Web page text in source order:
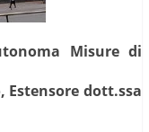
Misure di
Estensore dott.ssa